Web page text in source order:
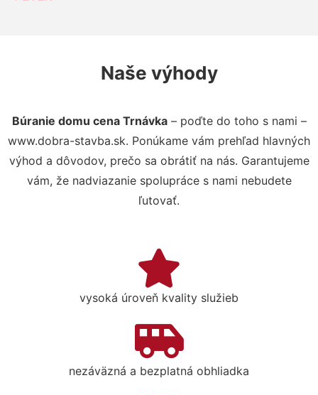
Naše výhody
Búranie domu cena Trnávka– poďte do toho s nami –
www.dobra-stavba.sk. Ponúkame vám prehľad hlavných
výhod a dôvodov, prečo sa obrátiť na nás. Garantujeme
vám, že nadviazanie spolupráce s nami nebudete
ľutovať.
vysoká úroveň kvality služieb
nezáväzná a bezplatná obhliadka